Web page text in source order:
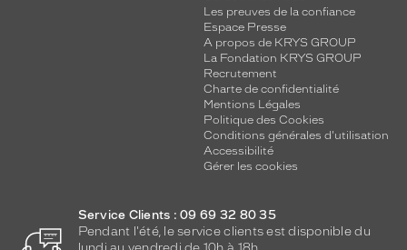
Les preuves de la confiance
Espace Presse
A propos de KRYS GROUP
La Fondation KRYS GROUP
Recrutement
Charte de confidentialité
Mentions Légales
Politique des Cookies
Conditions générales d'utilisation
Accessibilité
Gérer les cookies
Service Clients : 09 69 32 80 35
Pendant l'été, le service clients est disponible du